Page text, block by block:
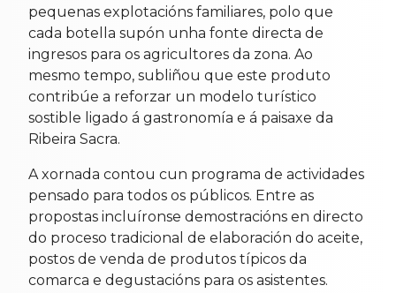
pequenas explotacións familiares, polo que
cada botella supón unha fonte directa de
ingresos para os agricultores da zona. Ao
mesmo tempo, subliñou que este produto
contribúe a reforzar un modelo turístico
sostible ligado á gastronomía e á paisaxe da
Ribeira Sacra.
A xornada contou cun programa de actividades
pensado para todos os públicos. Entre as
propostas incluíronse demostracións en directo
do proceso tradicional de elaboración do aceite,
postos de venda de produtos típicos da
comarca e degustacións para os asistentes.